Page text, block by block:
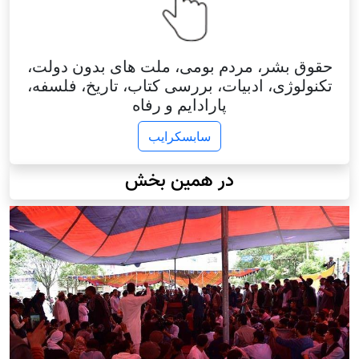
حقوق بشر، مردم بومی، ملت های بدون دولت،
تکنولوژی، ادبیات، بررسی کتاب، تاریخ، فلسفه،
پارادایم و رفاه
سابسکرایب
در همین بخش